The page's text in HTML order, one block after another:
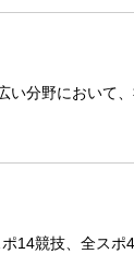
分野において
14競技、全ス